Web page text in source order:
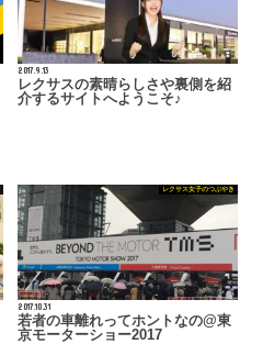
2017.9.13
レクサスの素晴らしさや裏側を紹
介するサイトへようこそ♪
レクサス女子のつぶやき
2017.10.31
若者の車離れってホントなの@東
京モーターショー2017